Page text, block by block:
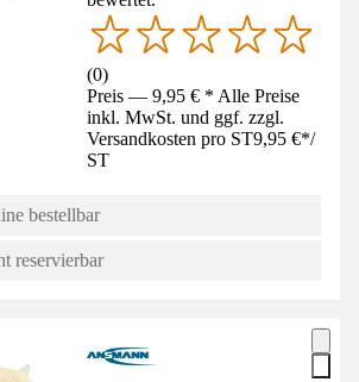
(0)
Preis — 9,95 € * Alle Preise
inkl. MwSt. und ggf. zzgl.
Versandkosten pro ST9,95 €*/
ST
bestellbar
reservierbar